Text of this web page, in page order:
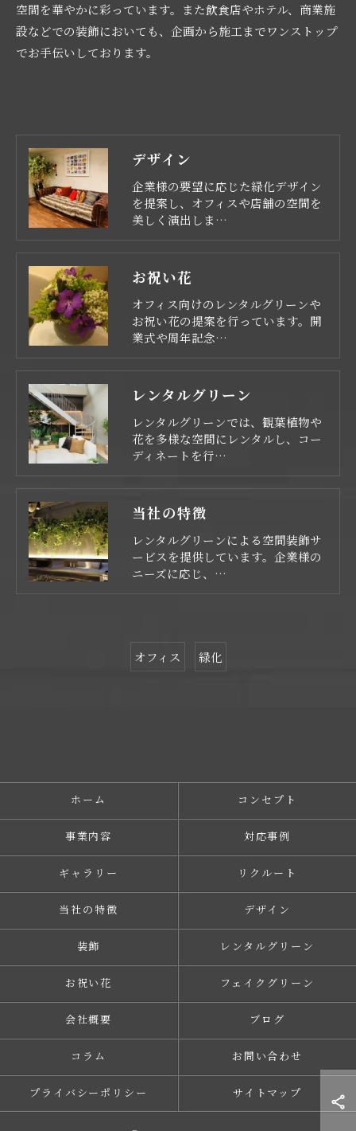
空間を華やかに彩っています。また飲食店やホテル、商業施
設などでの装飾においても、企画から施工までワンストップ
でお手伝いしております。
デザイン
企業様の要望に応じた緑化デザイン
を提案し、オフィスや店舗の空間を
美しく演出しま…
お祝い花
オフィス向けのレンタルグリーンや
お祝い花の提案を行っています。開
業式や周年記念…
レンタルグリーン
レンタルグリーンでは、観葉植物や
花を多様な空間にレンタルし、コー
ディネートを行…
当社の特徴
レンタルグリーンによる空間装飾サ
ービスを提供しています。企業様の
ニーズに応じ、…
オフィス 緑化
ホーム コンセプト
事業内容 対応事例
ギャラリー リクルート
当社の特徴 デザイン
装飾 レンタルグリーン
お祝い花 フェイクグリーン
会社概要 ブログ
コラム お問い合わせ
プライバシーポリシー サイトマップ